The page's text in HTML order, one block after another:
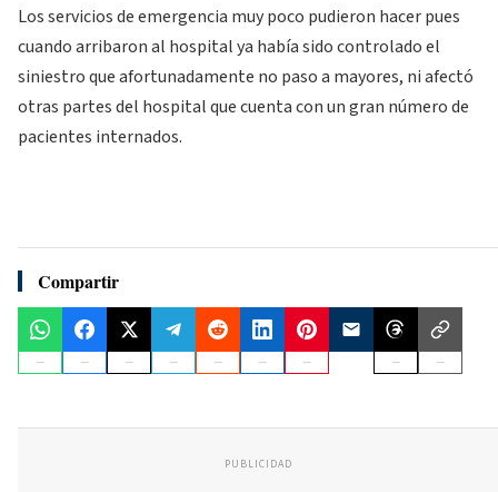
Los servicios de emergencia muy poco pudieron hacer pues
cuando arribaron al hospital ya había sido controlado el
siniestro que afortunadamente no paso a mayores, ni afectó
otras partes del hospital que cuenta con un gran número de
pacientes internados.
Compartir
PUBLICIDAD